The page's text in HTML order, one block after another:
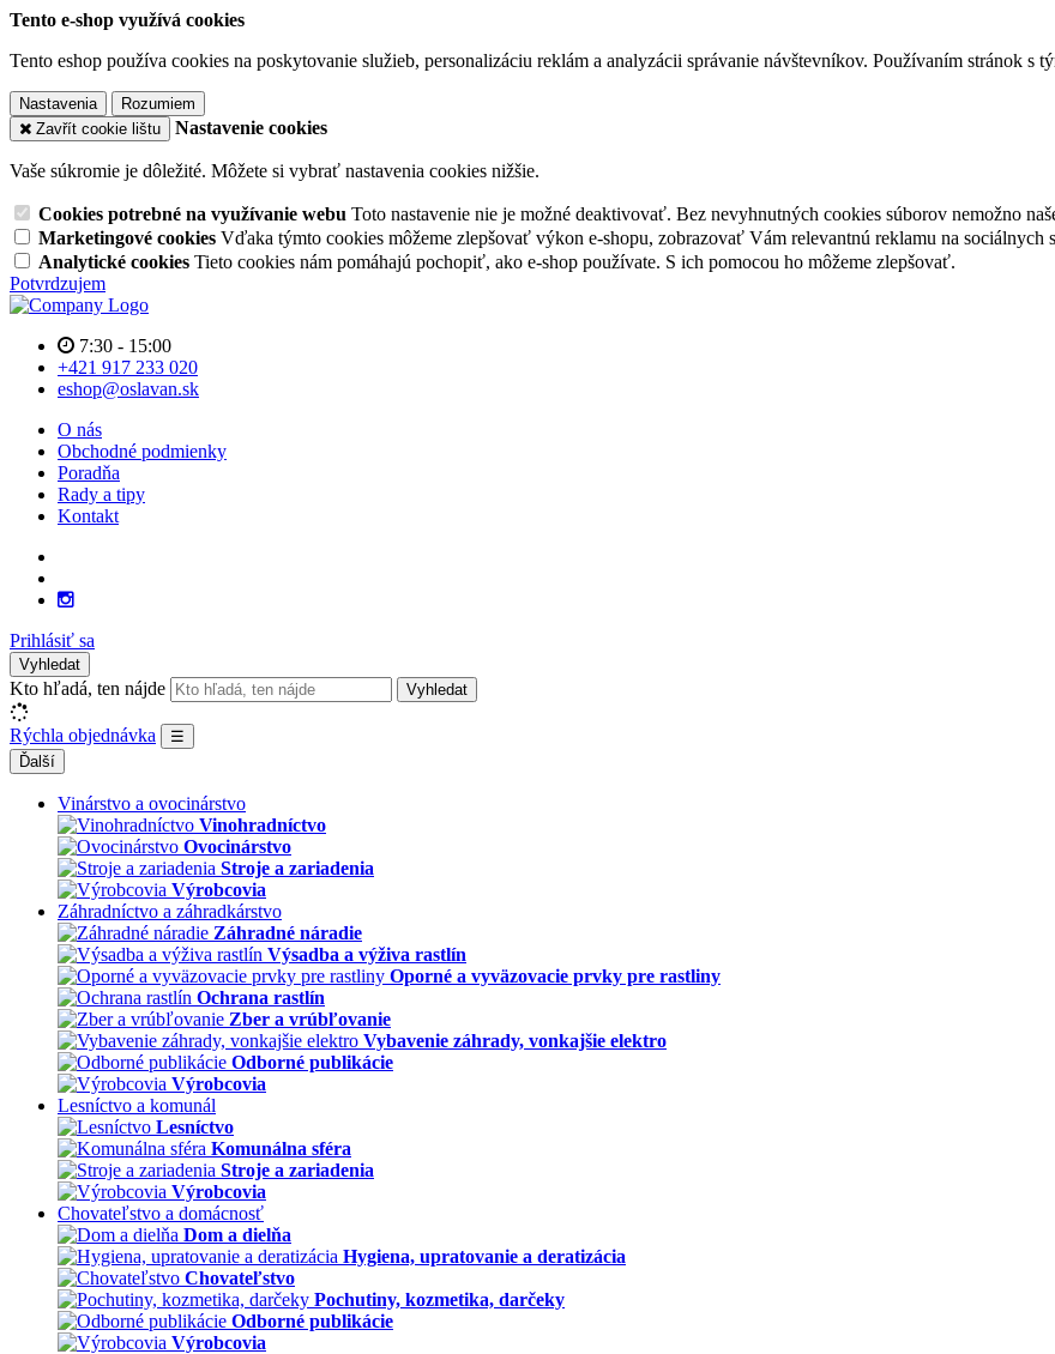
Tento e-shop využívá cookies
Tento eshop používa cookies na poskytovanie služieb, personalizáciu reklám a analyzácii správanie návštevníkov. Používaním stránok s
Nastavenia
Rozumiem
Zavřít cookie lištu
Nastavenie cookies
Vaše súkromie je dôležité. Môžete si vybrať nastavenia cookies nižšie.
Cookies potrebné na využívanie webu Toto nastavenie nie je možné deaktivovať. Bez nevyhnutných cookies súborov nemožno
Marketingové cookies Vďaka týmto cookies môžeme zlepšovať výkon e-shopu, zobrazovať Vám relevantnú reklamu na sociálnych
Analytické cookies Tieto cookies nám pomáhajú pochopiť, ako e-shop používate. S ich pomocou ho môžeme zlepšovať.
Potvrdzujem
7:30 - 15:00
+421 917 233 020
eshop@oslavan.sk
O nás
Obchodné podmienky
Poradňa
Rady a tipy
Kontakt
Prihlásiť sa
Vyhledat
Kto hľadá, ten nájde Vyhledat
Rýchla objednávka
☰
Ďalší
Vinárstvo a ovocinárstvo
Vinohradníctvo
Ovocinárstvo
Stroje a zariadenia
Výrobcovia
Záhradníctvo a záhradkárstvo
Záhradné náradie
Výsadba a výživa rastlín
Oporné a vyväzovacie prvky pre rastliny
Ochrana rastlín
Zber a vrúbľovanie
Vybavenie záhrady, vonkajšie elektro
Odborné publikácie
Výrobcovia
Lesníctvo a komunál
Lesníctvo
Komunálna sféra
Stroje a zariadenia
Výrobcovia
Chovateľstvo a domácnosť
Dom a dielňa
Hygiena, upratovanie a deratizácia
Chovateľstvo
Pochutiny, kozmetika, darčeky
Odborné publikácie
Výrobcovia